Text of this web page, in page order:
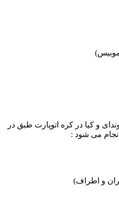
و کیا در کره اتوپارت طبق در
می شود :
و اطراف)